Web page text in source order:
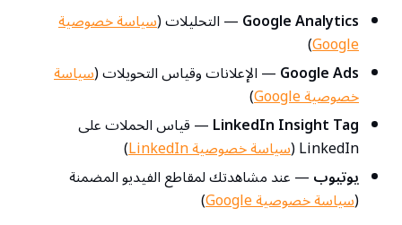
Google Analytics— التحليلات (سياسة خصوصية
Google
)
Google Ads— الإعلانات وقياس التحويلات (سياسة
خصوصية Google
)
LinkedIn Insight Tag— قياس الحملات على
LinkedIn ( سياسة خصوصية LinkedIn
)
يوتيوب— عند مشاهدتك لمقاطع الفيديو المضمنة
(سياسة خصوصية Google
)